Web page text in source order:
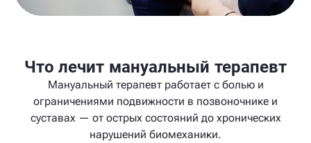
Что лечит мануальный терапевт
Мануальный терапевт работает с болью и
ограничениями подвижности в позвоночнике и
суставах — от острых состояний до хронических
нарушений биомеханики.